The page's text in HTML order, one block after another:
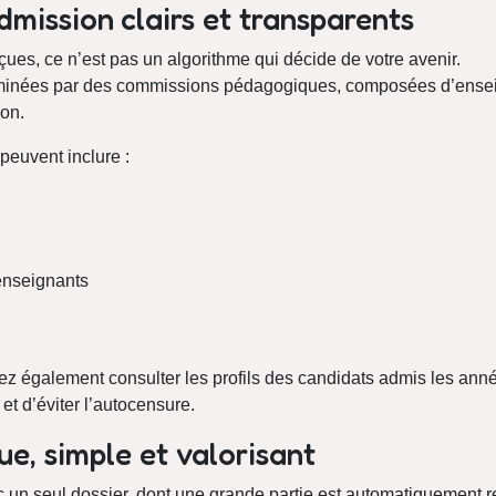
clairs et transparents
ce n’est pas un algorithme qui décide de votre avenir.
par des commissions pédagogiques, composées
inclure :
également consulter les profils des candidats admis les
d’éviter l’autocensure.
simple et valorisant